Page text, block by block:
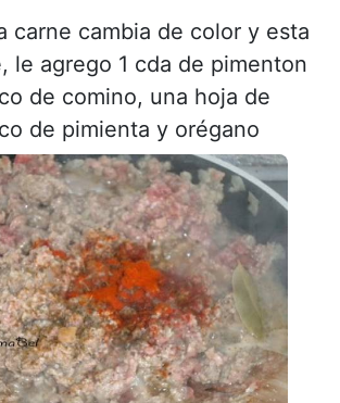
carne cambia de color y esta
le agrego 1 cda de pimenton
de comino, una hoja de
de pimienta y orégano